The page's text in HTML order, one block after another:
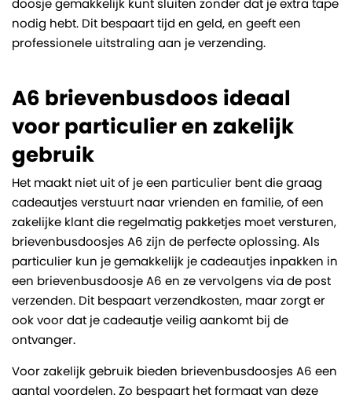
doosje gemakkelijk kunt sluiten zonder dat je extra tape
nodig hebt. Dit bespaart tijd en geld, en geeft een
professionele uitstraling aan je verzending.
A6 brievenbusdoos ideaal
voor particulier en zakelijk
gebruik
Het maakt niet uit of je een particulier bent die graag
cadeautjes verstuurt naar vrienden en familie, of een
zakelijke klant die regelmatig pakketjes moet versturen,
brievenbusdoosjes A6 zijn de perfecte oplossing. Als
particulier kun je gemakkelijk je cadeautjes inpakken in
een brievenbusdoosje A6 en ze vervolgens via de post
verzenden. Dit bespaart verzendkosten, maar zorgt er
ook voor dat je cadeautje veilig aankomt bij de
ontvanger.
Voor zakelijk gebruik bieden brievenbusdoosjes A6 een
aantal voordelen. Zo bespaart het formaat van deze